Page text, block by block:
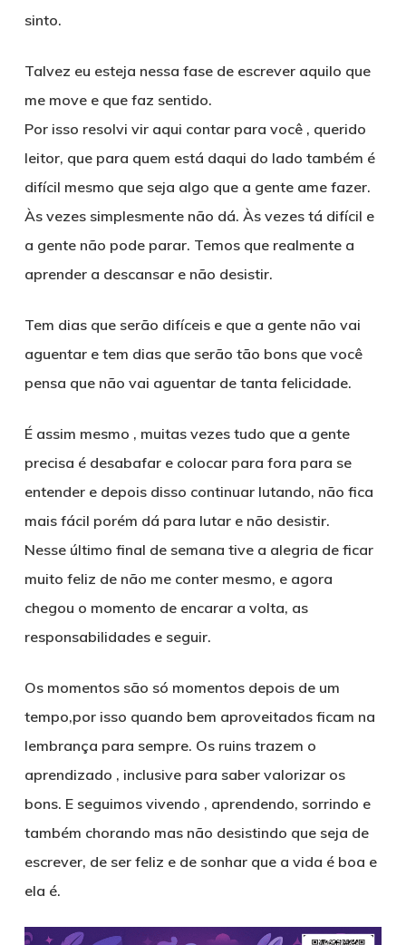
sinto.
Talvez eu esteja nessa fase de escrever aquilo que
me move e que faz sentido.
Por isso resolvi vir aqui contar para você , querido
leitor, que para quem está daqui do lado também é
difícil mesmo que seja algo que a gente ame fazer.
Às vezes simplesmente não dá. Às vezes tá difícil e
a gente não pode parar. Temos que realmente a
aprender a descansar e não desistir.
Tem dias que serão difíceis e que a gente não vai
aguentar e tem dias que serão tão bons que você
pensa que não vai aguentar de tanta felicidade.
É assim mesmo , muitas vezes tudo que a gente
precisa é desabafar e colocar para fora para se
entender e depois disso continuar lutando, não fica
mais fácil porém dá para lutar e não desistir.
Nesse último final de semana tive a alegria de ficar
muito feliz de não me conter mesmo, e agora
chegou o momento de encarar a volta, as
responsabilidades e seguir.
Os momentos são só momentos depois de um
tempo,por isso quando bem aproveitados ficam na
lembrança para sempre. Os ruins trazem o
aprendizado , inclusive para saber valorizar os
bons. E seguimos vivendo , aprendendo, sorrindo e
também chorando mas não desistindo que seja de
escrever, de ser feliz e de sonhar que a vida é boa e
ela é.